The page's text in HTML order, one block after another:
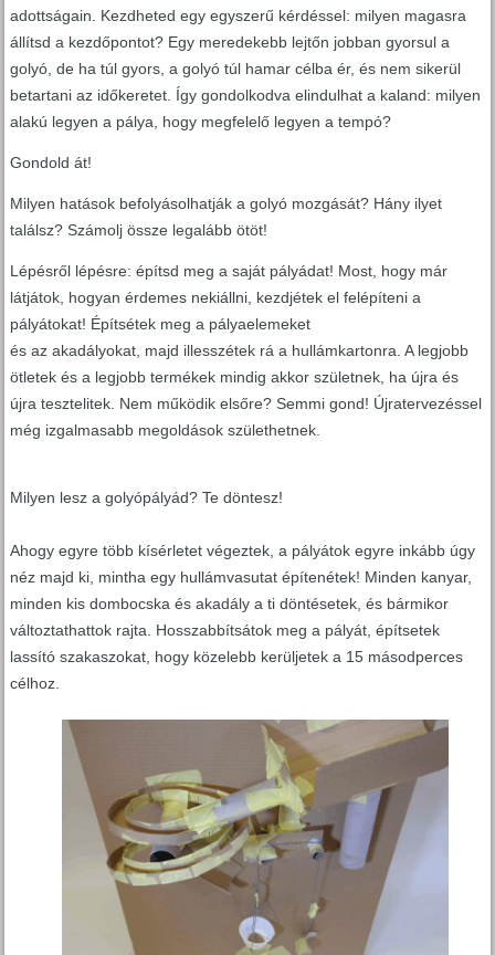
adottságain. Kezdheted egy egyszerű kérdéssel: milyen magasra
állítsd a kezdőpontot? Egy meredekebb lejtőn jobban gyorsul a
golyó, de ha túl gyors, a golyó túl hamar célba ér, és nem sikerül
betartani az időkeretet. Így gondolkodva elindulhat a kaland: milyen
alakú legyen a pálya, hogy megfelelő legyen a tempó?
Gondold át!
Milyen hatások befolyásolhatják a golyó mozgását? Hány ilyet
találsz? Számolj össze legalább ötöt!
Lépésről lépésre: építsd meg a saját pályádat! Most, hogy már
látjátok, hogyan érdemes nekiállni, kezdjétek el felépíteni a
pályátokat! Építsétek meg a pályaelemeket
és az akadályokat, majd illesszétek rá a hullámkartonra. A legjobb
ötletek és a legjobb termékek mindig akkor születnek, ha újra és
újra tesztelitek. Nem működik elsőre? Semmi gond! Újratervezéssel
még izgalmasabb megoldások születhetnek.
Milyen lesz a golyópályád? Te döntesz!
Ahogy egyre több kísérletet végeztek, a pályátok egyre inkább úgy
néz majd ki, mintha egy hullámvasutat építenétek! Minden kanyar,
minden kis dombocska és akadály a ti döntésetek, és bármikor
változtathattok rajta. Hosszabbítsátok meg a pályát, építsetek
lassító szakaszokat, hogy közelebb kerüljetek a 15 másodperces
célhoz.